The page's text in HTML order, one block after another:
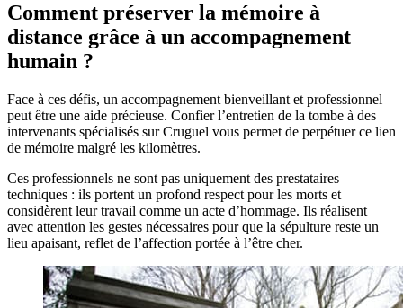
Comment préserver la mémoire à
distance grâce à un accompagnement
humain ?
Face à ces défis, un accompagnement bienveillant et professionnel
peut être une aide précieuse. Confier l’entretien de la tombe à des
intervenants spécialisés sur Cruguel vous permet de perpétuer ce lien
de mémoire malgré les kilomètres.
Ces professionnels ne sont pas uniquement des prestataires
techniques : ils portent un profond respect pour les morts et
considèrent leur travail comme un acte d’hommage. Ils réalisent
avec attention les gestes nécessaires pour que la sépulture reste un
lieu apaisant, reflet de l’affection portée à l’être cher.